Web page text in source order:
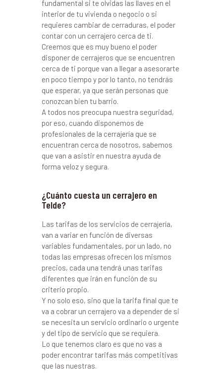
fundamental si te olvidas las llaves en el
interior de tu vivienda o negocio o si
requieres cambiar de cerraduras, el poder
contar con un cerrajero cerca de ti.
Creemos que es muy bueno el poder
disponer de cerrajeros que se encuentren
cerca de ti porque van a llegar a asesorarte
en poco tiempo y por lo tanto, no tendrás
que esperar, ya que serán personas que
conozcan bien tu barrio.
A todos nos preocupa nuestra seguridad,
por eso, cuando disponemos de
profesionales de la cerrajería que se
encuentran cerca de nosotros, sabemos
que van a asistir en nuestra ayuda de
forma veloz y segura.
¿Cuánto cuesta un cerrajero en
Telde?
Las tarifas de los servicios de cerrajería,
van a variar en función de diversas
variables fundamentales, por un lado, no
todas las empresas ofrecen los mismos
precios, cada una tendrá unas tarifas
diferentes que irán en función de su
criterio propio.
Y no solo eso, sino que la tarifa final que te
va a cobrar un cerrajero va a depender de si
se necesita un servicio ordinario o urgente
y del tipo de servicio que se requiera.
Lo que tenemos claro es que no vas a
poder encontrar tarifas más competitivas
que las nuestras.